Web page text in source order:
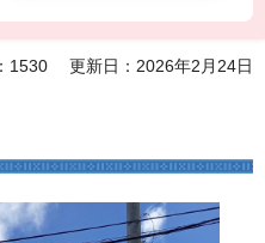
1530 更新日：2026年2月24日